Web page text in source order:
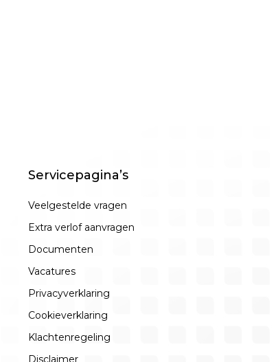
Servicepagina’s
Veelgestelde vragen
Extra verlof aanvragen
Documenten
Vacatures
Privacyverklaring
Cookieverklaring
Klachtenregeling
Disclaimer